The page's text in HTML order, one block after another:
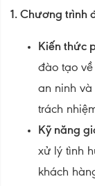
1. Chương trình
Kiến thức
đào tạo
an ninh
trách
Kỹ năng
xử lý tình
khách